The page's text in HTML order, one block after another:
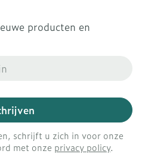
producten en
schrijft u zich in voor onze
met onze privacy policy.